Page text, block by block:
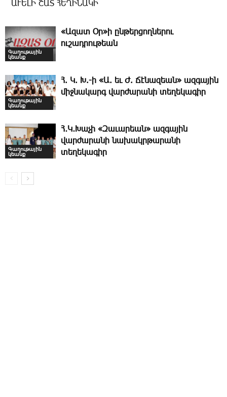
ԱՒԵԼԻ ՇԱՏ ՀԵՂԻՆԱԿԻ
Գաղութային
կեանք
«Ազատ Օր»ի ընթերցողներու
ուշադրութեան
Գաղութային
կեանք
Հ. Կ. Խ.-ի «Ա. եւ Ժ. ­Ճէնազեան» ազգային
միջնակարգ վարժարանի տեղեկագիր
Գաղութային
կեանք
Հ․Կ․Խաչի «Զաւարեան» ազգային
վարժարանի նախակրթարանի
տեղեկագիր